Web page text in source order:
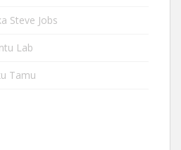
Steve Jobs
Lab
Tamu